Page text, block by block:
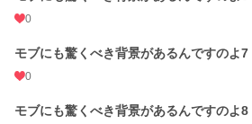
0
モブにも驚くべき背景があるんですのよ7
0
モブにも驚くべき背景があるんですのよ8